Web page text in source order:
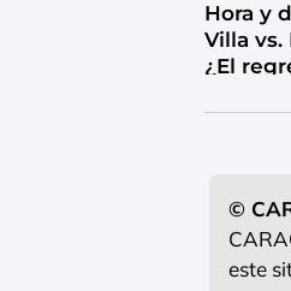
Hora y
Villa vs.
¿El
©
este